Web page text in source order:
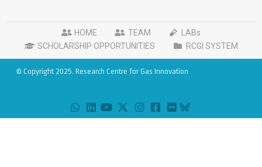
HOME TEAM
LABs
SCHOLARSHIP OPPORTUNITIES
RCGI SYSTEM
© Copyright 2025. Research Centre for Gas Innovation